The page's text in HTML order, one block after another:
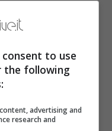
trato use
the following
advertising and
research and